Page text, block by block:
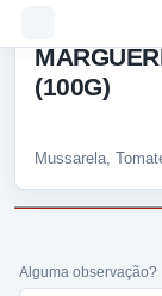
(100G)
Mussarela,
Alguma observação?